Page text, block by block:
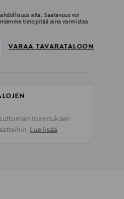
alta. Saatavuus voi
tieto pitää aina varmistaa
VARAA TAVARATALOON
toimituksen
Lue lisää